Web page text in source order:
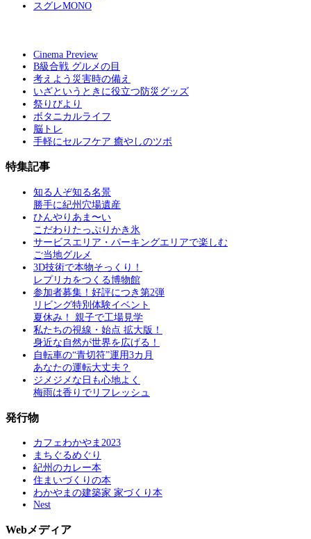
スグレMONO
Cinema Preview
B級合戦 グルメの目
考えよう災害時の備え
いざというときに役立つ防災グッズ
祭りびより
ボタニカルライフ
脳トレ
手軽にセルフケア 癒やしのツボ
特集記事
知る人ぞ知る名景
勝手に紀州穴場遺産
ひんやりあま〜い
こだわりたっぷりかき氷
サービスエリア・パーキングエリアで楽しむ
ご当地グルメ
3D技術で本物そっくり！
レプリカをつくる博物館
参加者募集！好評につき第2弾
リビング特別体験イベント
夏休み！ 親子で工場見学
私たちの視線・始点 拡大版！
身近な自然が世界を広げる！
自転車の“青切符”運用3カ月
あなたの運転大丈夫？
ジメジメな日も心地よく
梅雨は香りでリフレッシュ
発行物
カフェわかやま2023
まちぐるめぐり
紀州のカレー本
住まいづくりの本
わかやまの建築家 家づくり本
Nest
Webメディア